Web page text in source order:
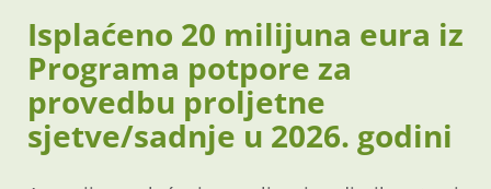
Isplaćeno 20 milijuna eura iz
Programa potpore za
provedbu proljetne
sjetve/sadnje u 2026. godini